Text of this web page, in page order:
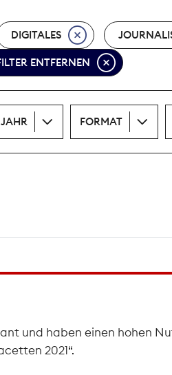
DIGITALES
ENTFERNEN
JAHR FORMAT
und haben einen hohen
2021“.